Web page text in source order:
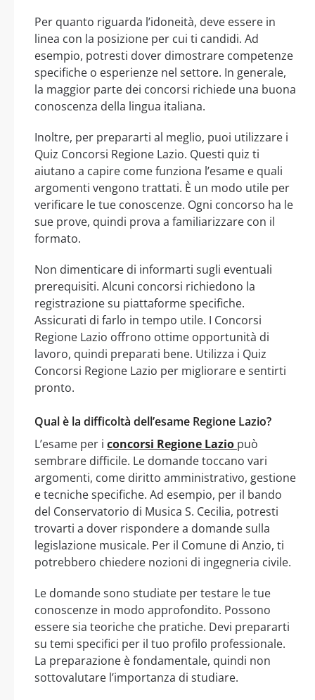
Per quanto riguarda l’idoneità, deve essere in
linea con la posizione per cui ti candidi. Ad
esempio, potresti dover dimostrare competenze
specifiche o esperienze nel settore. In generale,
la maggior parte dei concorsi richiede una buona
conoscenza della lingua italiana.
Inoltre, per prepararti al meglio, puoi utilizzare i
Quiz Concorsi Regione Lazio. Questi quiz ti
aiutano a capire come funziona l’esame e quali
argomenti vengono trattati. È un modo utile per
verificare le tue conoscenze. Ogni concorso ha le
sue prove, quindi prova a familiarizzare con il
formato.
Non dimenticare di informarti sugli eventuali
prerequisiti. Alcuni concorsi richiedono la
registrazione su piattaforme specifiche.
Assicurati di farlo in tempo utile. I Concorsi
Regione Lazio offrono ottime opportunità di
lavoro, quindi preparati bene. Utilizza i Quiz
Concorsi Regione Lazio per migliorare e sentirti
pronto.
Qual è la difficoltà dell’esame Regione Lazio?
L’esame per i concorsi Regione Lazio può
sembrare difficile. Le domande toccano vari
argomenti, come diritto amministrativo, gestione
e tecniche specifiche. Ad esempio, per il bando
del Conservatorio di Musica S. Cecilia, potresti
trovarti a dover rispondere a domande sulla
legislazione musicale. Per il Comune di Anzio, ti
potrebbero chiedere nozioni di ingegneria civile.
Le domande sono studiate per testare le tue
conoscenze in modo approfondito. Possono
essere sia teoriche che pratiche. Devi prepararti
su temi specifici per il tuo profilo professionale.
La preparazione è fondamentale, quindi non
sottovalutare l’importanza di studiare.